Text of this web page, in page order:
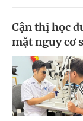
Cận thị học
mặt nguy cơ